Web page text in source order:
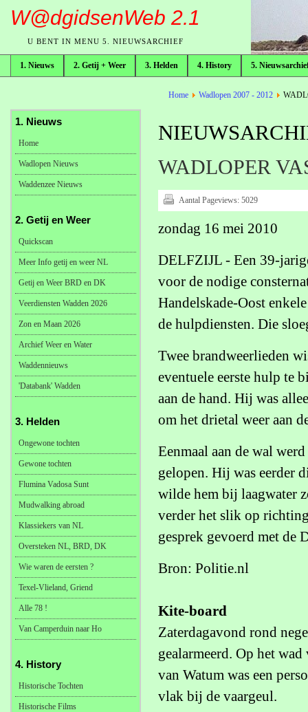
W@dgidsenWeb 2.1
U BENT IN MENU 5. NIEUWSARCHIEF
1. Nieuws 2. Getij + Weer 3. Helden 4. History 5.
broodkruimelpad
Home Wadlopen 2007 - 2012
WADLOPER
Aantal Pageviews: 5029
zondag 16 mei 2010
DELFZIJL - Een 39-
voor de nodige
Handelskade-Oost
de hulpdiensten. Die
Twee brandweerlieden
eventuele eerste hulp te
aan de hand. Hij was
om het drietal weer aan
Eenmaal aan de wal
gelopen. Hij was eerder
wilde hem bij laagwater
verder het slik op
gesprek gevoerd met de
Bron: Politie.nl
Kite-board
Zaterdagavond rond
gealarmeerd. Op het
van Watum was een
vlak bij de vaargeul.
1. Nieuws
Home
Wadlopen Nieuws
Waddenzee Nieuws
2. Getij en Weer
Quickscan
Meer Info getij en weer NL
Getij en Weer BRD en DK
Veerdiensten Wadden 2026
Zon en Maan 2026
Archief Weer en Water
Waddennieuws
'Databank' Wadden
3. Helden
Ongewone tochten
Gewone tochten
Flumina Vadosa Sunt
Mudwalking abroad
Klassiekers van NL
Oversteken NL, BRD, DK
Wie waren de eersten ?
Texel-Vlieland, Griend
Alle 78 !
Van Camperduin naar Ho
4. History
Historische Tochten
Historische Films